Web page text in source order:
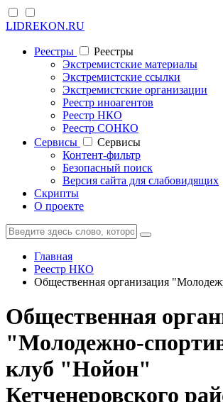
LIDREKON.RU
Реестры
Реестры
Экстремистские материалы
Экстремистские ссылки
Экстремистские организации
Реестр иноагентов
Реестр НКО
Реестр СОНКО
Cервисы
Cервисы
Контент-фильтр
Безопасный поиск
Версия сайта для слабовидящих
Скрипты
О проекте
Главная
Реестр НКО
Общественная организация
Общественная
"Молодежно-
клуб "Нойон"
Кетченеровского